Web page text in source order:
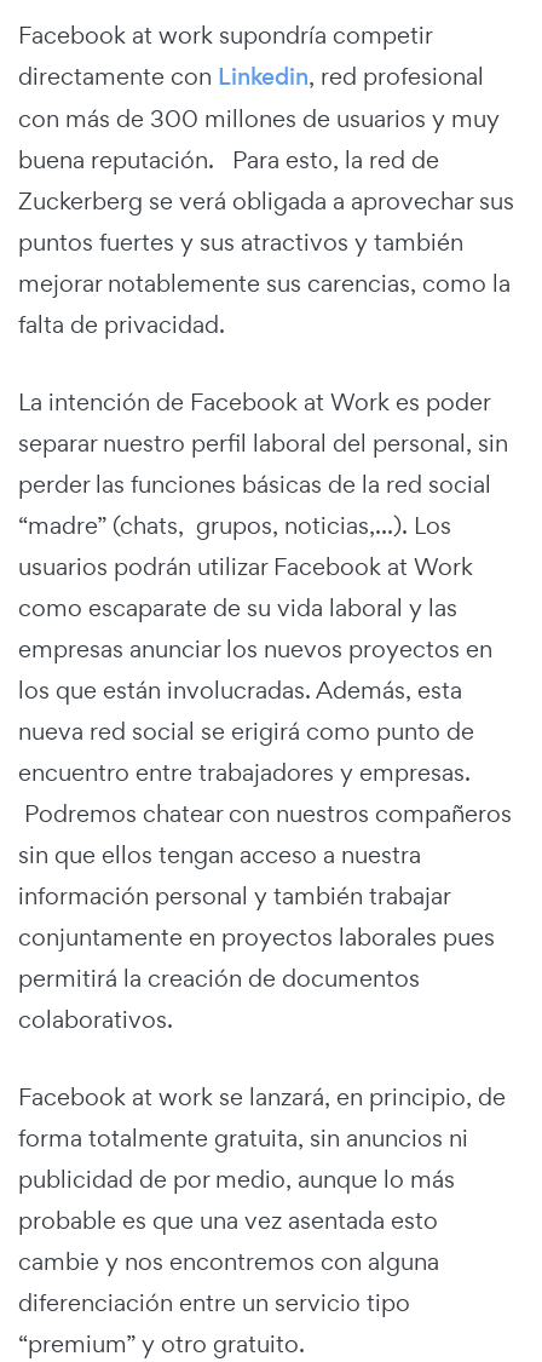
Facebook at work supondría competir
directamente con Linkedin, red profesional
con más de 300 millones de usuarios y muy
buena reputación. Para esto, la red de
Zuckerberg se verá obligada a aprovechar sus
puntos fuertes y sus atractivos y también
mejorar notablemente sus carencias, como la
falta de privacidad.
La intención de Facebook at Work es poder
separar nuestro perfil laboral del personal, sin
perder las funciones básicas de la red social
“madre” (chats, grupos, noticias,...). Los
usuarios podrán utilizar Facebook at Work
como escaparate de su vida laboral y las
empresas anunciar los nuevos proyectos en
los que están involucradas. Además, esta
nueva red social se erigirá como punto de
encuentro entre trabajadores y empresas.
Podremos chatear con nuestros compañeros
sin que ellos tengan acceso a nuestra
información personal y también trabajar
conjuntamente en proyectos laborales pues
permitirá la creación de documentos
colaborativos.
Facebook at work se lanzará, en principio, de
forma totalmente gratuita, sin anuncios ni
publicidad de por medio, aunque lo más
probable es que una vez asentada esto
cambie y nos encontremos con alguna
diferenciación entre un servicio tipo
“premium” y otro gratuito.